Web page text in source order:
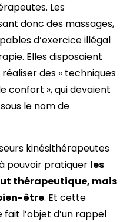
Les
donc des massages,
d’exercice illégal
Elles disposaient
des « techniques
confort », qui devaient
le nom de
kinésithérapeutes
pouvoir pratiquer les
thérapeutique, mais
être. Et cette
l’objet d’un rappel